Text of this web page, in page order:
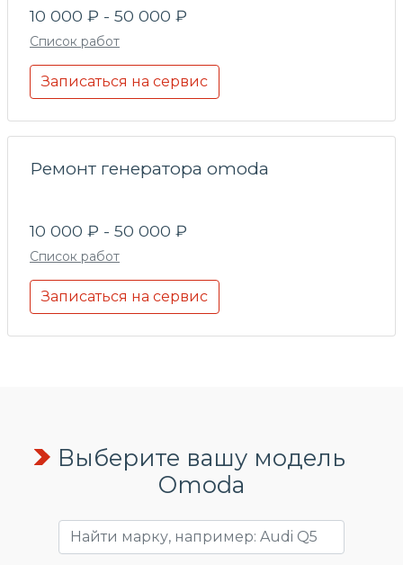
10 000 ₽ - 50 000 ₽
Список работ
Записаться на сервис
Ремонт генератора omoda
10 000 ₽ - 50 000 ₽
Список работ
Записаться на сервис
Выберите вашу модель
Omoda